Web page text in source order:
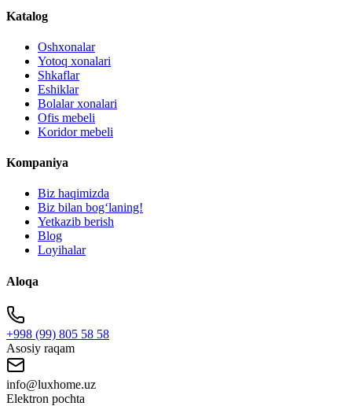
Katalog
Oshxonalar
Yotoq xonalari
Shkaflar
Eshiklar
Bolalar xonalari
Ofis mebeli
Koridor mebeli
Kompaniya
Biz haqimizda
Biz bilan bogʻlaning!
Yetkazib berish
Blog
Loyihalar
Aloqa
+998 (99) 805 58 58
Asosiy raqam
info@luxhome.uz
Elektron pochta